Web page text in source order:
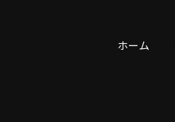
ホーム